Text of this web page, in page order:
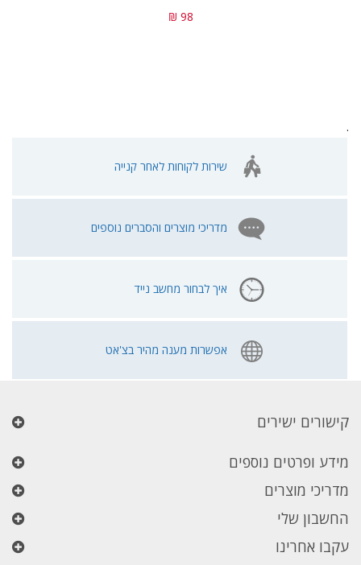
98 ₪
.
שירות לקוחות לאחר קנייה
מדריכי מוצרים והסברים נוספים
איך לבחור מחשב נייד
אפשרות מענה מהיר בצ'אט
קישורים ישירים
מידע ופרטים נוספים
מדריכי מוצרים
החשבון שלי
עקבו אחרינו